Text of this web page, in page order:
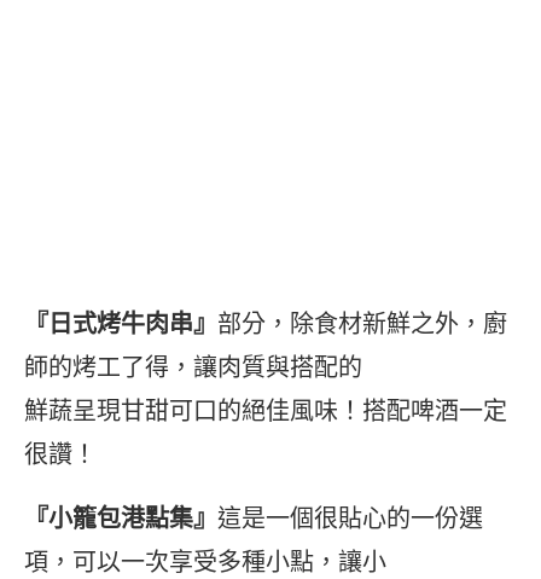
『日式烤牛肉串』 部分，除食材新鮮之外，廚
師的烤工了得，讓肉質與搭配的
鮮蔬呈現甘甜可口的絕佳風味！搭配啤酒一定
很讚！
『小籠包港點集』 這是一個很貼心的一份選
項，可以一次享受多種小點，讓小